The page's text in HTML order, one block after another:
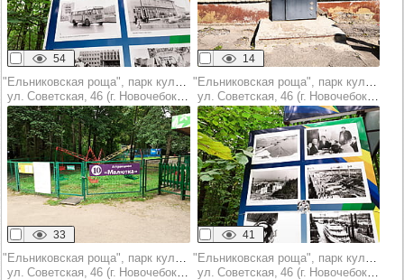
54 14
ул. Советская, 46 (г. Новочебоксарск)
33
ул. Советская, 46 (г. Новочебоксарск)
41
ул. Советская, 46 (г. Новочебоксарск)
ул. Советская, 46 (г. Новочебоксарск)